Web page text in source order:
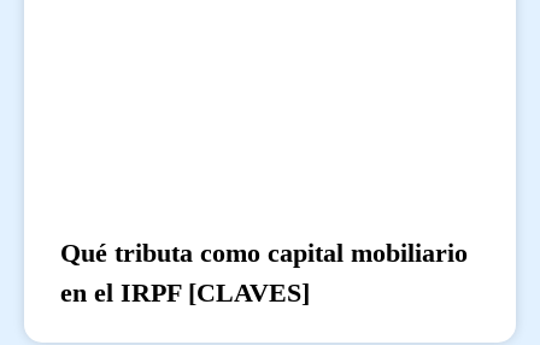
Qué tributa como capital mobiliario
en el IRPF [CLAVES]